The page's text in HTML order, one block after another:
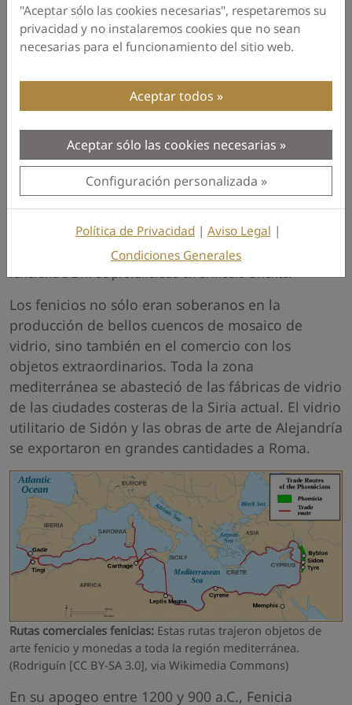
Cuenco de mosaico de vidrio fenicio:Hallado en una cámara
Los fenicios no sólo eran soberanos en la
producción de bellos cuencos de mosaico de
vidrio, sino también en el comercio con los
objetos extraordinarios. Toda la zona
mediterránea se abasteció de las fábricas de vidrio
de las ciudades costeras de la Siria actual. El vidrio
utilitario de Sidón y las obras de arte de Alejandría
se exportaron en grandes cantidades a Roma.
Rutas comerciales fenicias: Estas rutas trajeron objetos de
arte fenicio y monedas a toda la región mediterránea.
(Rodriguín [CC BY-SA 3.0], via Wikimedia Commons)
En su apogeo entre 1200 y 900 a.C., Fenicia
"Aceptar sólo las cookies necesarias", respetaremos su
privacidad y no instalaremos cookies que no sean
necesarias para el funcionamiento del sitio web.
Aceptar todos
Aceptar sólo las cookies necesarias
Configuración personalizada
Política de Privacidad | Aviso Legal |
Condiciones Generales